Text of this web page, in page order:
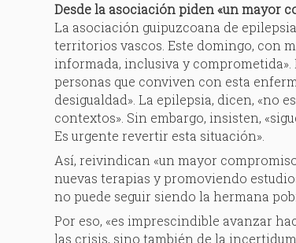
Desde la asociación piden «un mayor
La asociación guipuzcoana de
territorios vascos. Este domingo, con
informada, inclusiva y comprometida».
personas que conviven con esta
desigualdad». La epilepsia, dicen, «no
contextos». Sin embargo, insisten,
Es urgente revertir esta situación».
Así, reivindican «un mayor
nuevas terapias y promoviendo
no puede seguir siendo la hermana
Por eso, «es imprescindible avanzar
las crisis, sino también de la